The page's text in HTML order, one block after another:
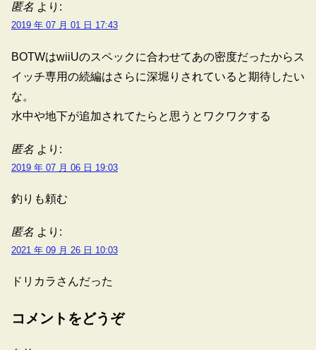
匿名 より:
2019 年 07 月 01 日 17:43
BOTWはwiiUのスペックに合わせてあの密度だったからス
イッチ専用の続編はさらに深堀りされていると期待したい
な。
水中や地下が追加されてたらと思うとワクワクする
匿名 より:
2019 年 07 月 06 日 19:03
釣りも頼む
匿名 より:
2021 年 09 月 26 日 10:03
ドリカラさんだった
コメントをどうぞ